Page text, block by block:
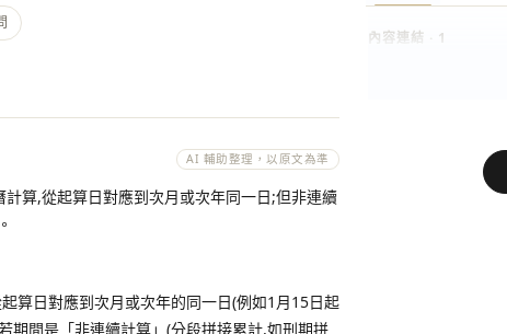
AI 輔助整理，以原文為準
算,從起算日對應到次月或次年同一日;但非連續
算日對應到次月或次年的同一日(例如1月15日起
期間是「非連續計算」(分段拼接累計,如刑期拼
內容連結 · 1